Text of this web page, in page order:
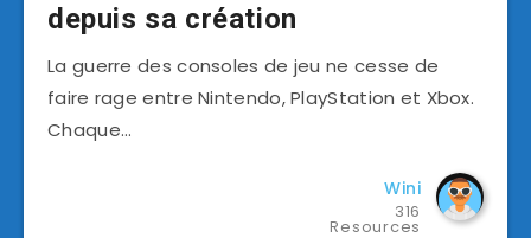
depuis sa création
La guerre des consoles de jeu ne cesse de
faire rage entre Nintendo, PlayStation et Xbox.
Chaque…
Wini
316
Resources